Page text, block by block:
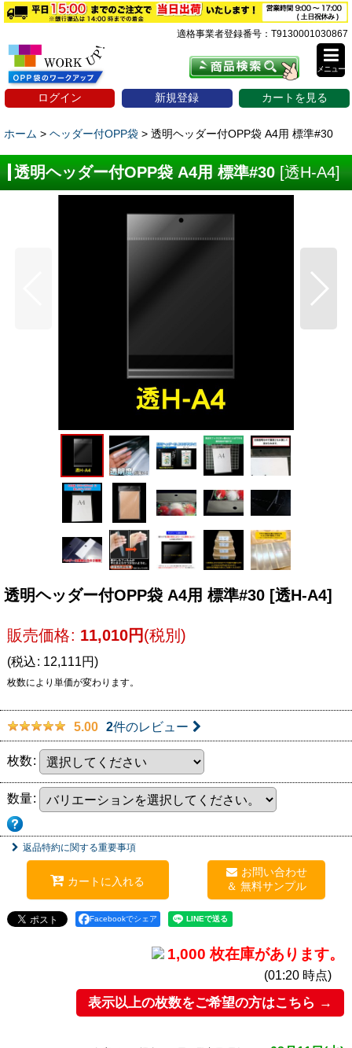
適格事業者登録番号：T9130001030867
ログイン 新規登録 カートを見る
メニュー
ホーム > ヘッダー付OPP袋 > 透明ヘッダー付OPP袋 A4用 標準#30
透明ヘッダー付OPP袋 A4用 標準#30 [透H-A4]
透明ヘッダー付OPP袋 A4用 標準#30 [透H-A4]
販売価格: 11,010円(税別)
(税込: 12,111円)
枚数により単価が変わります。
5.00 2件のレビュー
枚数:
数量:
返品特約に関する重要事項
カートに入れる
お問い合わせ
Facebookでシェア
1,000 枚在庫があります。
(01:20 時点)
表示以上の枚数をご希望の方はこちら →